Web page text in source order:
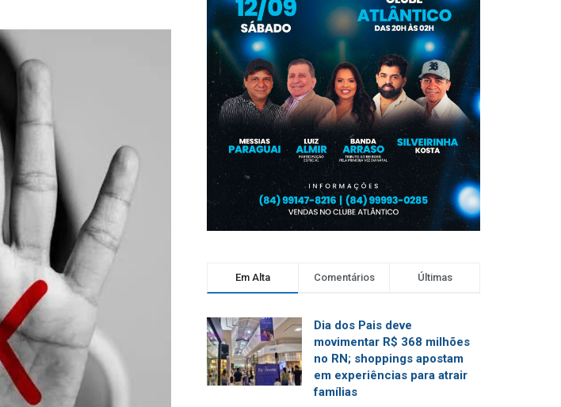
Em Alta Comentários Últimas
Dia dos Pais deve
movimentar R$ 368 milhões
no RN; shoppings apostam
em experiências para atrair
famílias